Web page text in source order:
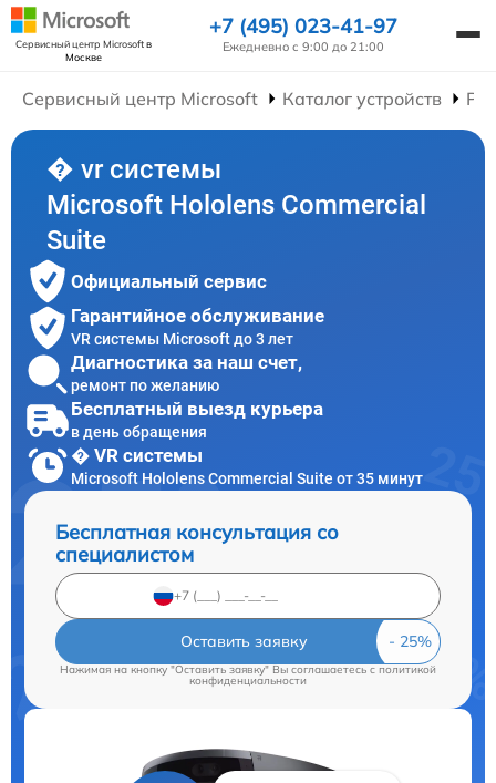
Сервисный центр Microsoftв
Москве
+7 (495) 023-41-97
Ежедневно с 9:00 до 21:00
Сервисный центр Microsoft Каталог устройств
� vr системы
Microsoft Hololens Commercial
Suite
Официальный сервис
Гарантийное обслуживание
VR системы Microsoft до 3 лет
Диагностика за наш счет,
ремонт по желанию
Бесплатный выезд курьера
в день обращения
� VR системы
Microsoft Hololens Commercial Suite от 35 минут
Бесплатная консультация со
специалистом
Оставить заявку
Нажимая на кнопку "Оставить заявку" Вы соглашаетесь cполитикой
конфиденциальности